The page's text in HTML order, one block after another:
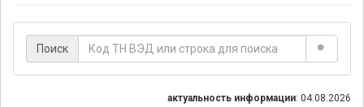
Поиск
актуальность информации: 04.08.2026